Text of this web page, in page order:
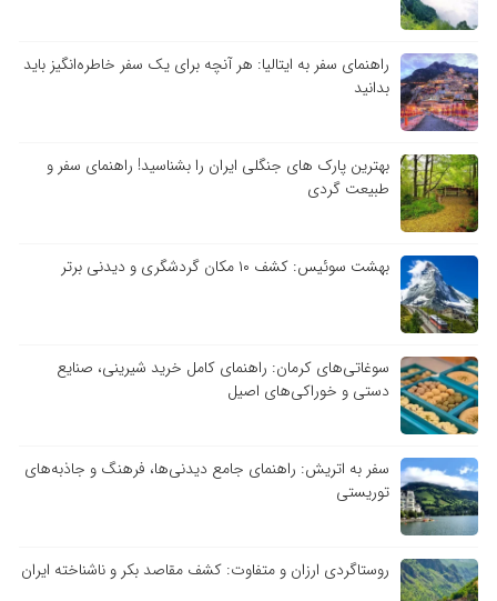
راهنمای سفر به ایتالیا: هر آنچه برای یک سفر خاطره‌انگیز باید
بدانید
بهترین پارک های جنگلی ایران را بشناسید! راهنمای سفر و
طبیعت گردی
بهشت سوئیس: کشف ۱۰ مکان گردشگری و دیدنی برتر
سوغاتی‌های کرمان: راهنمای کامل خرید شیرینی، صنایع
دستی و خوراکی‌های اصیل
سفر به اتریش: راهنمای جامع دیدنی‌ها، فرهنگ و جاذبه‌های
توریستی
روستاگردی ارزان و متفاوت: کشف مقاصد بکر و ناشناخته ایران